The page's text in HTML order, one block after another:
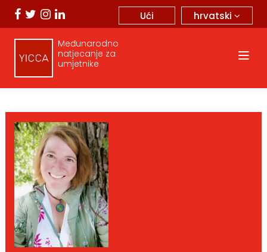
hrvatski
Ući
Međunarodno
natjecanje za
umjetnike